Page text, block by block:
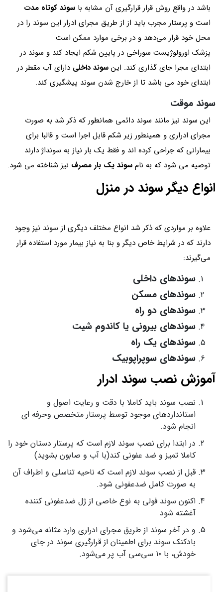
باشد در واقع روش قرار قرارگیری آن مشابه با سوند کوتاه مدت
است و پرستار مجرب باید از از طریق مجرای ادرار این سوند را در
محل خود قرار می‌دهد و در برخی موارد ممکن است
پزشک اورولوژیست سوراخی در پایین شکم ایجاد کند و سوند در
ابتدای مجرا جای گذاری کند. این سوند داخلی دارای آب مقطر در
ابتدای خود می باشد تا از خارج شدن سوند پیشگیری کند.
سوند موقت
این سوند نیز مانند سوند دائمی همانطور که ذکر شد به صورت
مجرای ادراری و همینطور زیر شکم قابل اجرا است و قالبا برای
بیمارانی که جراحی کرده اند و فقط یک بار نیاز به سونداژ دارند
توصیه می شود که به نام سوند یک بار مصرف نیز شناخته می شود.
انواع دیگر سوند در منزل
علاوه بر مواردی که ذکر شد انواع مختلف دیگری از سوند نیز وجود
دارند که در شرایط خاص دیگر و بنا به نیاز بیمار مورد استفاده قرار
می‌گیرند:
سوندهای داخلی
سوندهای مسکن
سوندهای دو راه
سوندهای بیرونی یا کاندوم شیت
سوندهای یک راه
سوندهای سوپراپوبیک
آموزش نصب سوند ادرار
نصب سوند باید کاملا با دقت و رعایت اصول و
استانداردهای موجود توسط پرستار متخصص وحرفه ای
انجام شود.
در ابتدا برای نصب سوند لازم است که پرستار دستان خود را
کاملا تمیز و ضد عفونی کند(با آب و صابون بشوید)
قبل از نصب سوند لازم است که ناحیه تناسلی و اطراف آن
به صورت کامل ضدعفونی شود.
اکنون سوند فولی به نوع خاصی از ژل ضدعفونی کننده
آغشته شود
و در آخر سوند از طریق مجرای ادراری وارد مثانه می‌شود و
بادکنک سوند برای اطمینان از قرارگیری سوند در جای
خودش، با ۱۰ سی‌سی آب پر می‌شود.